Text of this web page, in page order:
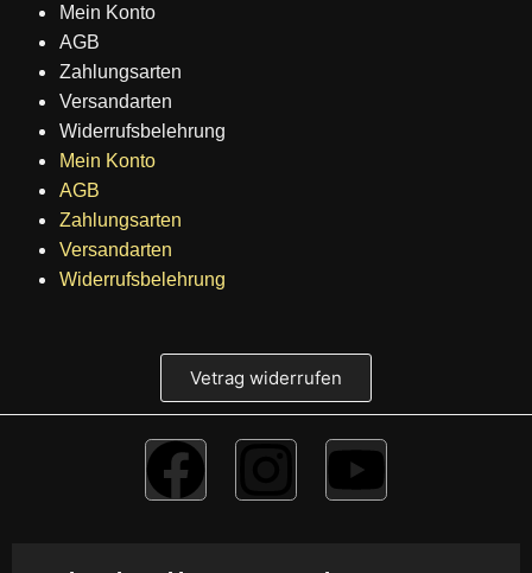
Mein Konto
AGB
Zahlungsarten
Versandarten
Widerrufsbelehrung
Mein Konto
AGB
Zahlungsarten
Versandarten
Widerrufsbelehrung
Vetrag widerrufen